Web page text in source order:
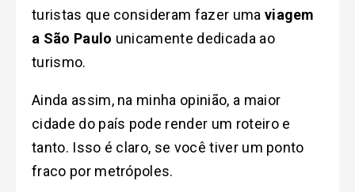
turistas que consideram fazer uma viagem
a São Paulo unicamente dedicada ao
turismo.
Ainda assim, na minha opinião, a maior
cidade do país pode render um roteiro e
tanto. Isso é claro, se você tiver um ponto
fraco por metrópoles.